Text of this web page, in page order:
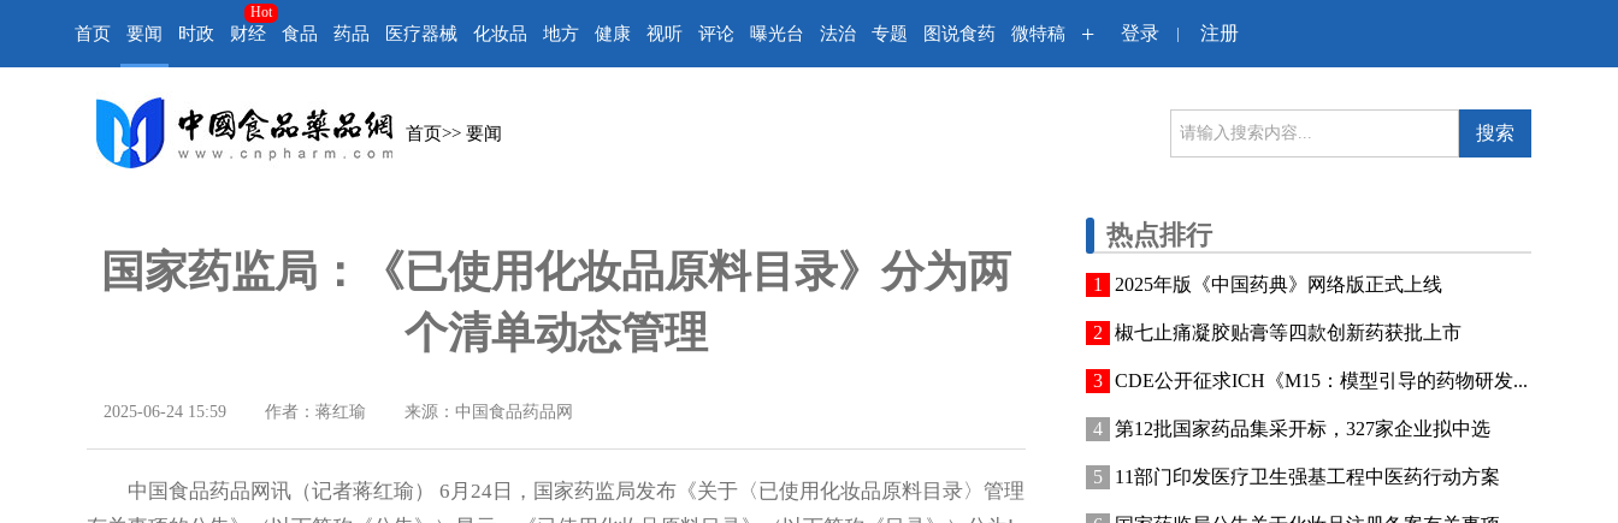
首页 要闻 时政 财经
Hot
食品 药品 医疗器械 化妆品 地方 健康 视听 评论 曝光台 法治 专题 图说食药 微特稿 + 登录 | 注册
首页>> 要闻 搜索
国家药监局：《已使用化妆品原料目录》分为两
个清单动态管理
2025-06-24 15:59 作者：蒋红瑜 来源：中国食品药品网
中国食品药品网讯（记者蒋红瑜） 6月24日，国家药监局发布《关于〈已使用化妆品原料目录〉管理
热点排行
2025年版《中国药典》网络版正式上线
椒七止痛凝胶贴膏等四款创新药获批上市
CDE公开征求ICH《M15：模型引导的药物研发...
第12批国家药品集采开标，327家企业拟中选
11部门印发医疗卫生强基工程中医药行动方案